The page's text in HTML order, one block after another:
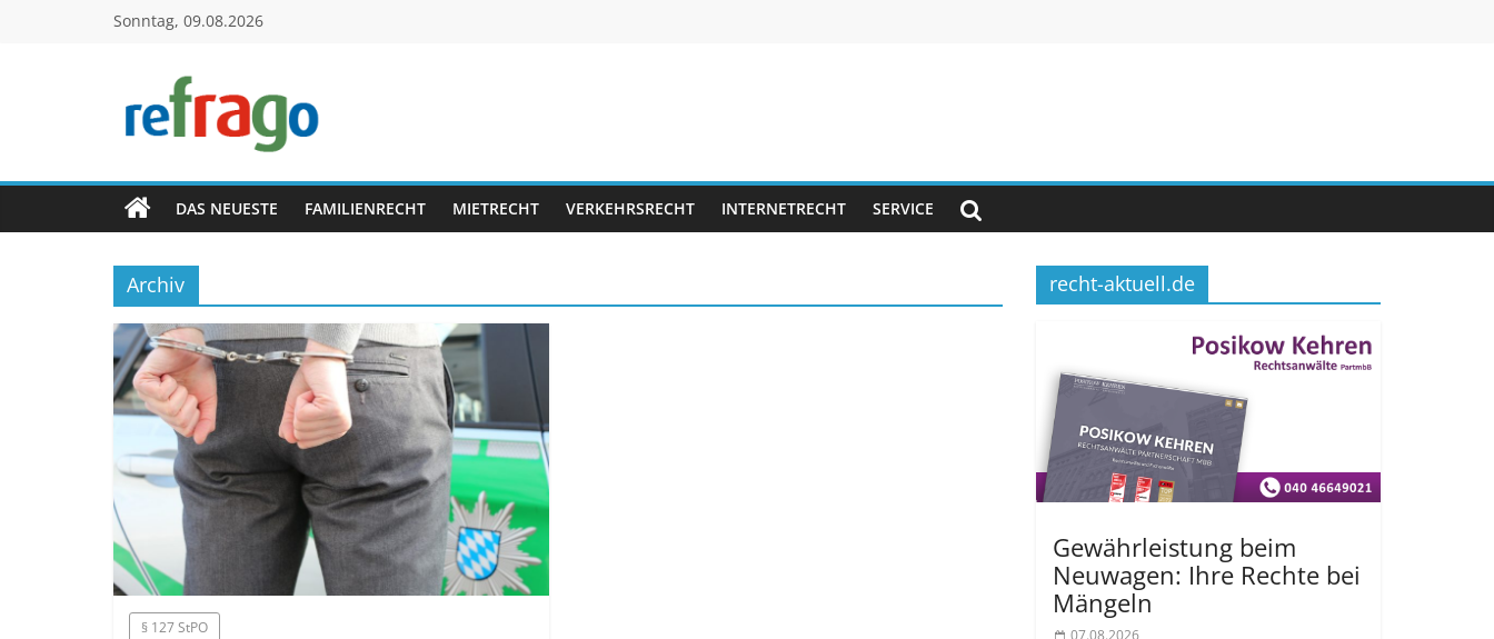
Sonntag, 09.08.2026
refrago
Rechtsfragen
online
verständlich
erklärt
kostenlos
DAS NEUESTE FAMILIENRECHT MIETRECHT VERKEHRSRECHT INTERNETRECHT SERVICE
Archiv
§ 127 StPO
recht-aktuell.de
Gewährleistung beim
Neuwagen: Ihre Rechte bei
Mängeln
07.08.2026